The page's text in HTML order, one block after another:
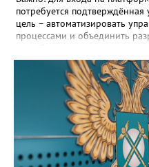
потребуется
цель – автоматизировать
процессами и объединить
региональном министерстве
“Моя школа” объединит все
безопасную
переход пройдёт
Привычные функции -
связь с учителями, знакомые
«Госуслуги Моя школа», не
собраны в одном месте,
этом случае переход на ТОР